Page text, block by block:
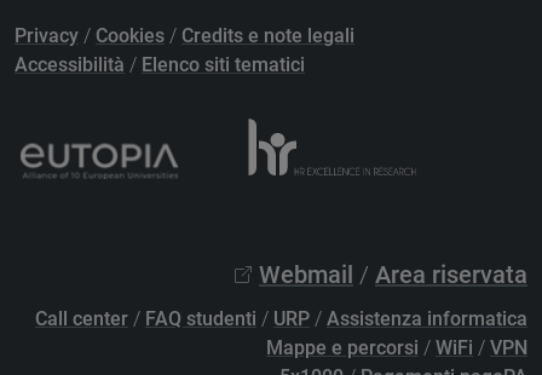
Privacy / Cookies / Credits e note legali
Accessibilità / Elenco siti tematici
Webmail / Area riservata
Call center / FAQ studenti / URP / Assistenza informatica
Mappe e percorsi / WiFi / VPN